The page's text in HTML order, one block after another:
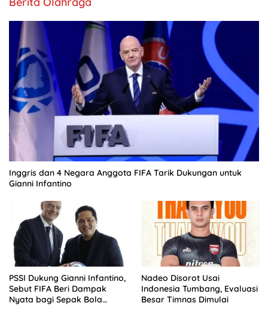
Inggris dan 4 Negara Anggota FIFA Tarik Dukungan untuk
Gianni Infantino
PSSI Dukung Gianni Infantino,
Sebut FIFA Beri Dampak
Nyata bagi Sepak Bola
Nadeo Disorot Usai
Indonesia Tumbang, Evaluasi
Besar Timnas Dimulai